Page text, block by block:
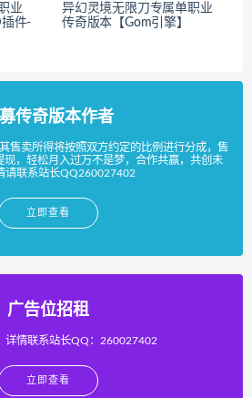
业
件-
异幻灵境无限刀专属单职业
传奇版本【Gom引擎】
传奇版本作者
售卖所得将按照双方约定的比例进行分成，售
现，轻松月入过万不是梦，合作共赢，共创未
请联系站长QQ260027402
立即查看
广告位招租
详情联系站长QQ：260027402
立即查看